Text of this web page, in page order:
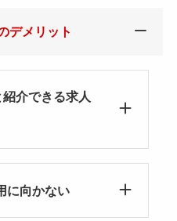
デメリット
介できる求人
に向かない